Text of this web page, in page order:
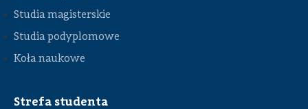
Studia magisterskie
Studia podyplomowe
Koła naukowe
Strefa studenta